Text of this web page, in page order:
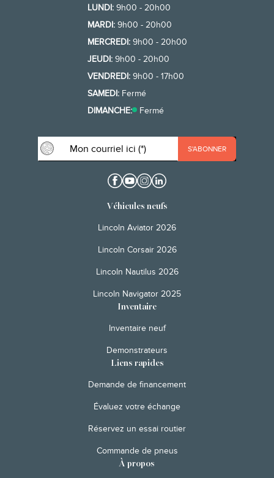
LUNDI: 9h00 - 20h00
MARDI: 9h00 - 20h00
MERCREDI: 9h00 - 20h00
JEUDI: 9h00 - 20h00
VENDREDI: 9h00 - 17h00
SAMEDI: Fermé
DIMANCHE:
Fermé
Véhicules neufs
Lincoln Aviator 2026
Lincoln Corsair 2026
Lincoln Nautilus 2026
Lincoln Navigator 2025
Inventaire
Inventaire neuf
Demonstrateurs
Liens rapides
Demande de financement
Évaluez votre échange
Réservez un essai routier
Commande de pneus
À propos